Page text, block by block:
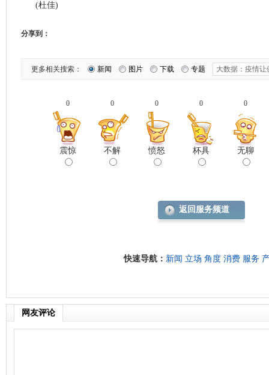
(杜佳)
分享到：
更多相关搜索： 新闻 图片 下载 专题
0
震惊
0
不解
0
愤怒
0
杯具
0
无聊
返回服务频道
快速导航： 新闻 立场 角度 消费 服务
网友评论